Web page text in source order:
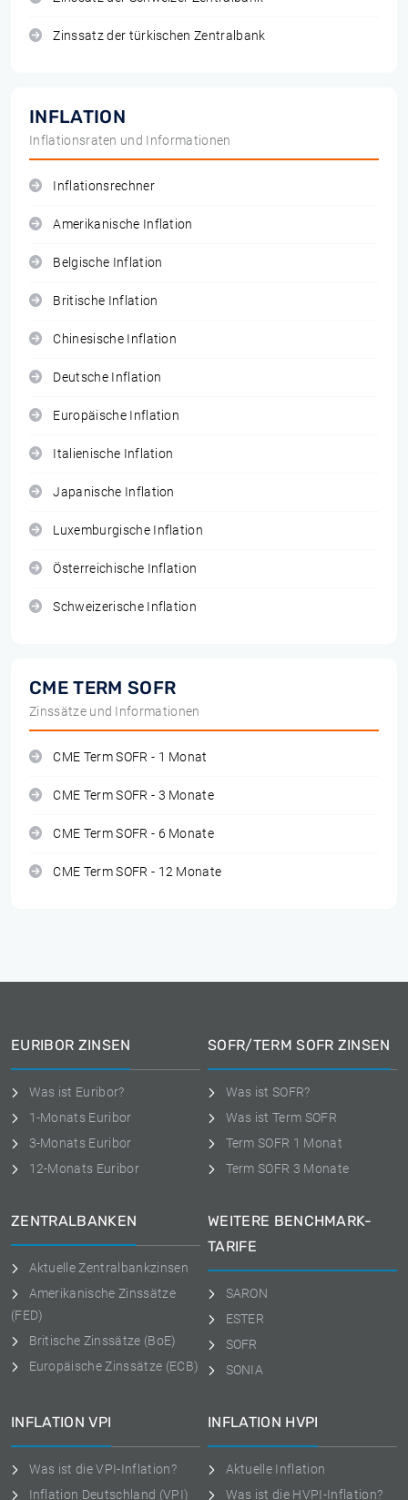
Zinssatz der türkischen Zentralbank
INFLATION
Inflationsraten und Informationen
Inflationsrechner
Amerikanische Inflation
Belgische Inflation
Britische Inflation
Chinesische Inflation
Deutsche Inflation
Europäische Inflation
Italienische Inflation
Japanische Inflation
Luxemburgische Inflation
Österreichische Inflation
Schweizerische Inflation
CME TERM SOFR
Zinssätze und Informationen
CME Term SOFR - 1 Monat
CME Term SOFR - 3 Monate
CME Term SOFR - 6 Monate
CME Term SOFR - 12 Monate
EURIBOR ZINSEN
Was ist Euribor?
1-Monats Euribor
3-Monats Euribor
12-Monats Euribor
SOFR/TERM SOFR ZINSEN
Was ist SOFR?
Was ist Term SOFR
Term SOFR 1 Monat
Term SOFR 3 Monate
ZENTRALBANKEN
Aktuelle Zentralbankzinsen
Amerikanische Zinssätze
(FED)
Britische Zinssätze (BoE)
Europäische Zinssätze (ECB)
WEITERE BENCHMARK-
TARIFE
SARON
ESTER
SOFR
SONIA
INFLATION VPI
Was ist die VPI-Inflation?
Inflation Deutschland (VPI)
INFLATION HVPI
Aktuelle Inflation
Was ist die HVPI-Inflation?